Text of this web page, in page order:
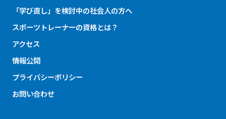
「学び直し」を検討中の社会人の方へ
スポーツトレーナーの資格とは？
アクセス
情報公開
プライバシーポリシー
お問い合わせ